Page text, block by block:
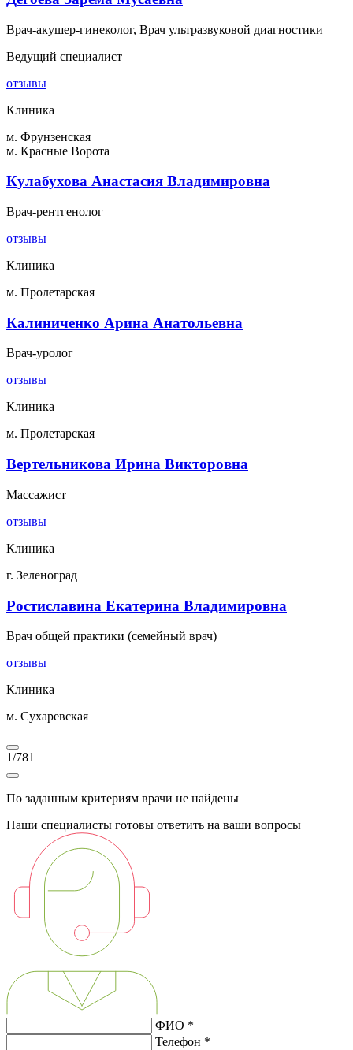
Врач-акушер-гинеколог, Врач ультразвуковой диагностики
Ведущий специалист
отзывы
Клиника
м. Фрунзенская
м. Красные Ворота
Кулабухова Анастасия Владимировна
Врач-рентгенолог
отзывы
Клиника
м. Пролетарская
Калиниченко Арина Анатольевна
Врач-уролог
отзывы
Клиника
м. Пролетарская
Вертельникова Ирина Викторовна
Массажист
отзывы
Клиника
г. Зеленоград
Ростиславина Екатерина Владимировна
Врач общей практики (семейный врач)
отзывы
Клиника
м. Сухаревская
1/781
По заданным критериям врачи не найдены
Наши специалисты готовы ответить на ваши вопросы
ФИО *
Телефон *